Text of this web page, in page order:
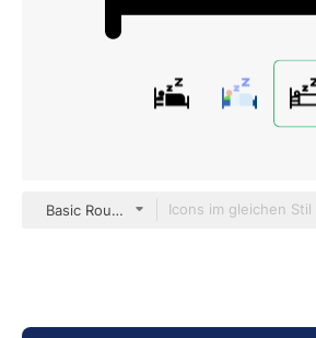
Basic Rounded Lineal